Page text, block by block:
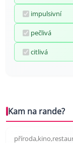
impulsivní
pečlivá
citlivá
Kam na rande?